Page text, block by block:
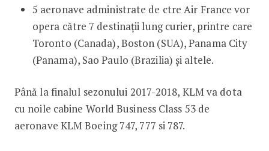
5 aeronave administrate de ctre Air France vor
opera către 7 destinații lung curier, printre care
Toronto (Canada), Boston (SUA), Panama City
(Panama), Sao Paulo (Brazilia) și altele.
Până la finalul sezonului 2017-2018, KLM va dota
cu noile cabine World Business Class 53 de
aeronave KLM Boeing 747, 777 si 787.